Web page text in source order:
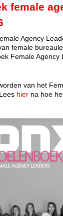
female
Agency
female
Female Agency
van het
hier na hoe